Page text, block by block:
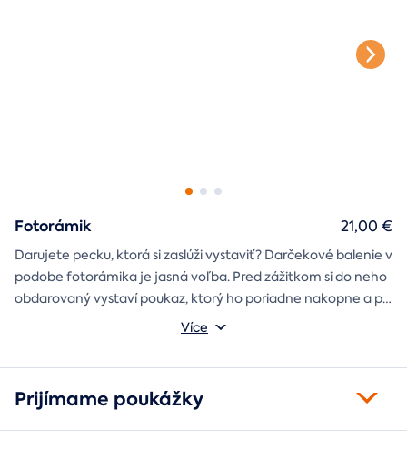
Fotorámik
Darujete pecku, ktorá si zaslúži vystaviť? Darčekové balenie v
podobe fotorámika je jasná voľba. Pred zážitkom si do neho
obdarovaný vystaví poukaz, ktorý ho poriadne nakopne a po
absolvovaní tam poputuje fotka zo zážitku, ktorá pri každom
Môžete vybrať z motívov balónový, tunelový a univerzálny
Více
21,00 €
Prijímame poukážky